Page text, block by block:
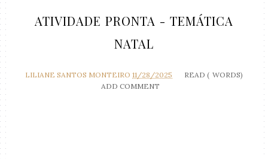
ATIVIDADE PRONTA - TEMÁTICA
NATAL
LILIANE SANTOS MONTEIRO 11/28/2025 READ ( WORDS)
ADD COMMENT